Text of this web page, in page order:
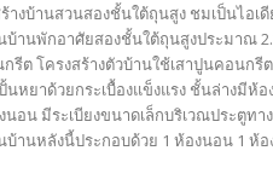
ร้างบ้านสวนสองชั้นใต้ถุนสูง ชมเป็นไอ
บ้านพักอาศัยสองชั้นใต้ถุนสูงประมาณ
รีต โครงสร้างตัวบ้านใช้เสาปูนคอนกรี
นหยาด้วยกระเบื้องแข็งแรง ชั้นล่างมีห้
นอน มีระเบียงขนาดเล็กบริเวณประตูทา
านหลังนี้ประกอบด้วย 1 ห้องนอน 1 ห้อ